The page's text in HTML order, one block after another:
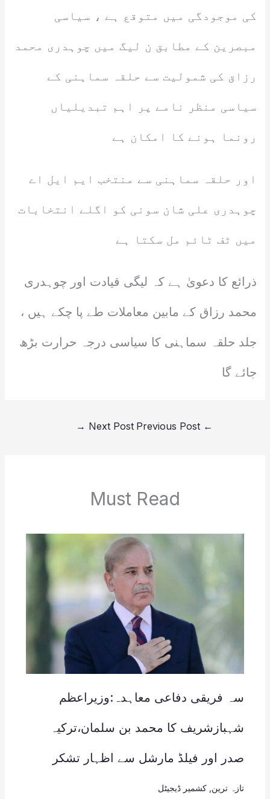
کی موجودگی میں متوقع ہے ، سیاسی
مبصرین کے مطابق ن لیگ میں چوہدری محمد
رزاق کی شمولیت سے حلقہ سماہنی کے
سیاسی منظر نامے پر اہم تبدیلیاں
رونما ہونے کا امکان ہے
اور حلقہ سماہنی سے منتخب ایم ایل اے
چوہدری علی شان سونی کو اگلے انتخابات
میں ٹف ٹائم مل سکتا ہے
ذرائع کا دعویٰ ہے کہ لیگی قیادت اور چوہدری
محمد رزاق کے مابین معاملات طے پا چکے ہیں ،
جلد حلقہ سماہنی کا سیاسی درجہ حرارت بڑھ
جائے گا
←
Next Post
→
Must Read
سہ فریقی دفاعی معاہدہ:وزیراعظم
شہبازشریف کا محمد بن سلمان،ترکیہ
صدر اور فیلڈ مارشل سے اظہار تشکر
تازہ ترین کشمیر ڈیجیٹل